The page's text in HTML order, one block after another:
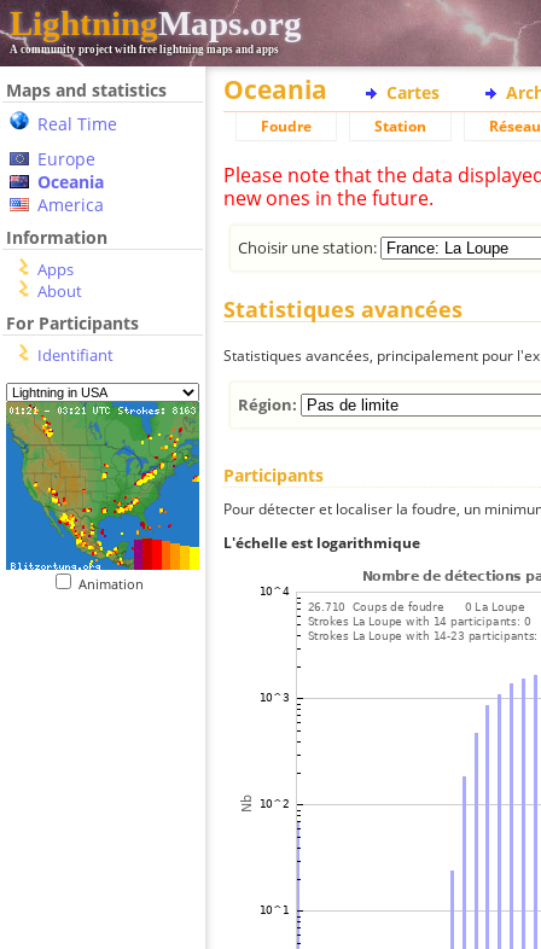
LightningMaps.org
A community project with free lightning maps and apps
Maps and statistics
Real Time
Europe
Oceania
America
Information
Apps
About
For Participants
Identifiant
Animation
Oceania Cartes
Foudre Station Réseau
Please note that the data
new ones in the future.
Choisir une station:
Statistiques avancées
Statistiques avancées, principalement pour
Région:
Participants
Pour détecter et localiser la foudre, un
L'échelle est logarithmique